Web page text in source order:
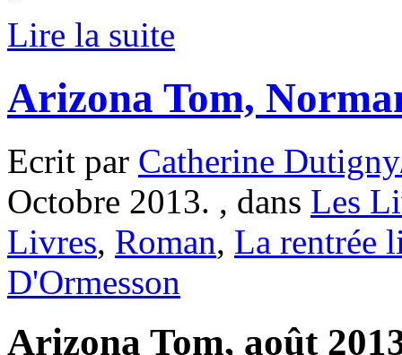
Lire la suite
Arizona Tom,
Ecrit par Catherine
Octobre 2013. , dans Les
Livres, Roman, La rentrée
D'Ormesson
Arizona Tom, août